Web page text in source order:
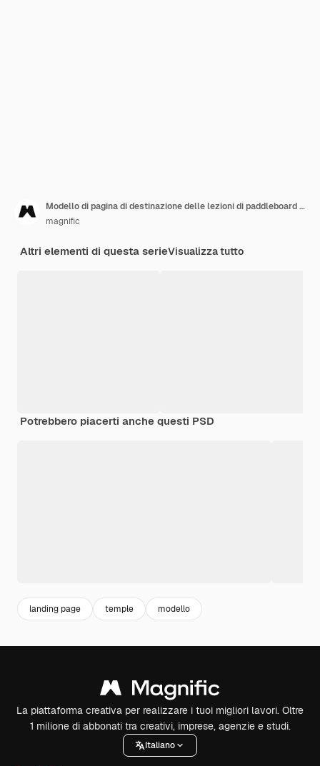
Modello di pagina di destinazione delle lezioni di paddleboard surf
magnific
Altri elementi di questa serieVisualizza tutto
Potrebbero piacerti anche questi PSD
landing page temple modello
La piattaforma creativa per realizzare i tuoi migliori lavori. Oltre
1 milione di abbonati tra creativi, imprese, agenzie e studi.
Italiano